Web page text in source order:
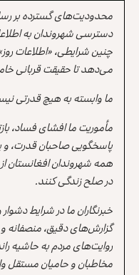
محدودیت‌های گسترده بر
دسترسی شهروندان به
چنین شرایطی، «اطلاعات
می‌دهد تا حقیقت قربانی
ما وابسته به هیچ قدرتی
مأموریت ما افشای فساد،
پاسخگویی صاحبان قدرت، و
همه شهروندان افغانستان از
در صلح زندگی کنند.
خبرنگاران ما در شرایط
گزارش‌های دقیق، منصفانه
روایت‌های مردم به حاشیه
مخاطبان و حامیان مستقل